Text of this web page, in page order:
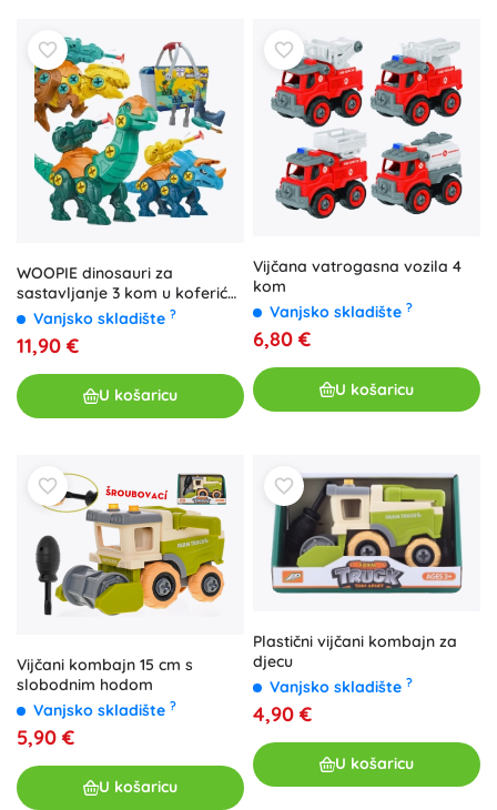
WOOPIE dinosauri za
sastavljanje 3 kom u koferiću
s bušilicom i odvijačem
Vanjsko skladište ?
11,90 €
U košaricu
Vijčana vatrogasna vozila 4
kom
Vanjsko skladište ?
6,80 €
U košaricu
Vijčani kombajn 15 cm s
slobodnim hodom
Vanjsko skladište ?
5,90 €
U košaricu
Plastični vijčani kombajn za
djecu
Vanjsko skladište ?
4,90 €
U košaricu